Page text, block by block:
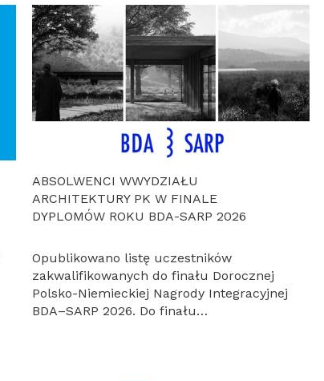
ABSOLWENCI WWYDZIAŁU
ARCHITEKTURY PK W FINALE
DYPLOMÓW ROKU BDA-SARP 2026
Opublikowano listę uczestników
zakwalifikowanych do finału Dorocznej
Polsko-Niemieckiej Nagrody Integracyjnej
BDA–SARP 2026. Do finału